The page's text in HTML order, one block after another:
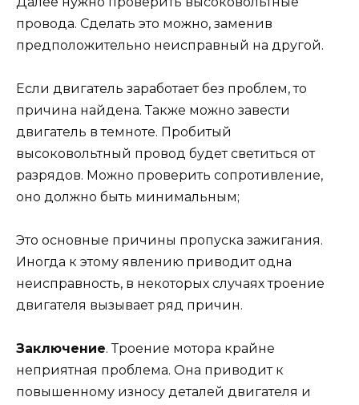
провода. Сделать это можно, заменив
предположительно неисправный на другой.
Если двигатель заработает без проблем, то
причина найдена. Также можно завести
двигатель в темноте. Пробитый
высоковольтный провод будет светиться от
разрядов. Можно проверить сопротивление,
оно должно быть минимальным;
Это основные причины пропуска зажигания.
Иногда к этому явлению приводит одна
неисправность, в некоторых случаях троение
двигателя вызывает ряд причин.
Заключение. Троение мотора крайне
неприятная проблема. Она приводит к
повышенному износу деталей двигателя и